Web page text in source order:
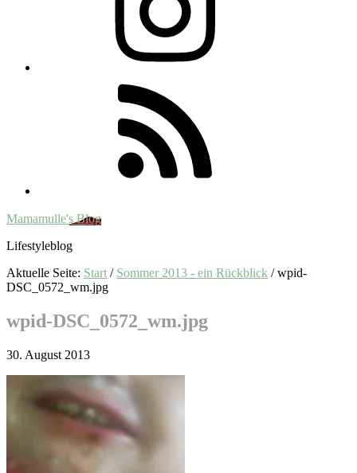
Mamamulle's Blog
Lifestyleblog
Aktuelle Seite: Start / Sommer 2013 - ein Rückblick /wpid-
DSC_0572_wm.jpg
wpid-DSC_0572_wm.jpg
30. August 2013